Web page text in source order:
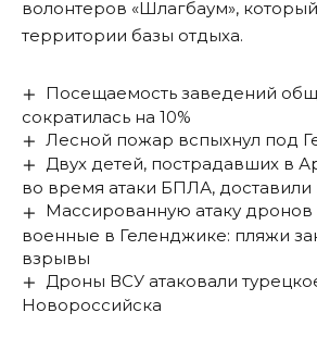
волонтеров «Шлагбаум»,
территории базы отдыха.
Посещаемость заведений
сократилась на 10%
Лесной пожар вспыхнул под
Двух детей, пострадавших в
во время атаки БПЛА,
Массированную атаку
военные в Геленджике: пляжи
взрывы
Дроны ВСУ атаковали
Новороссийска